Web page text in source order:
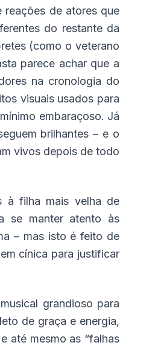
de atores que
do restante da
(como o veterano
parece achar que a
na cronologia do
visuais usados para
embaraçoso. Já
brilhantes – e o
vivos depois de todo
à filha mais velha de
se manter atento às
– mas isto é feito de
cínica para justificar
grandioso para
de graça e energia,
até mesmo as “falhas